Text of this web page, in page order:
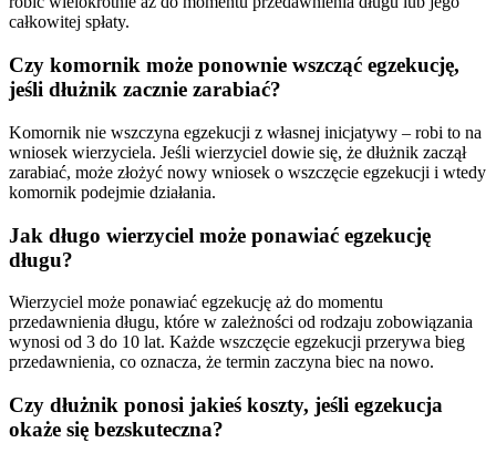
całkowitej spłaty.
Czy komornik może ponownie wszcząć egzekucję,
jeśli dłużnik zacznie zarabiać?
Komornik nie wszczyna egzekucji z własnej inicjatywy – robi to na
wniosek wierzyciela. Jeśli wierzyciel dowie się, że dłużnik zaczął
zarabiać, może złożyć nowy wniosek o wszczęcie egzekucji i wtedy
komornik podejmie działania.
Jak długo wierzyciel może ponawiać egzekucję
długu?
Wierzyciel może ponawiać egzekucję aż do momentu
przedawnienia długu, które w zależności od rodzaju zobowiązania
wynosi od 3 do 10 lat. Każde wszczęcie egzekucji przerywa bieg
przedawnienia, co oznacza, że termin zaczyna biec na nowo.
Czy dłużnik ponosi jakieś koszty, jeśli egzekucja
okaże się bezskuteczna?